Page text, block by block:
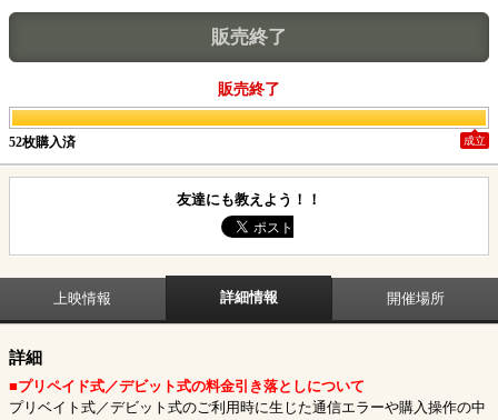
販売終了
販売終了
52枚購入済 成立
友達にも教えよう！！
上映情報 詳細情報 開催場所
詳細
■プリペイド式／デビット式の料金引き落としについて
プリベイト式／デビット式のご利用時に生じた通信エラーや購入操作の中